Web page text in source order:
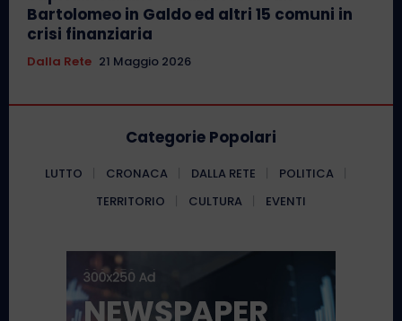
Bartolomeo in Galdo ed altri 15 comuni in
crisi finanziaria
Dalla Rete 21 Maggio 2026
Categorie Popolari
LUTTO CRONACA DALLA RETE
POLITICA
TERRITORIO
CULTURA EVENTI